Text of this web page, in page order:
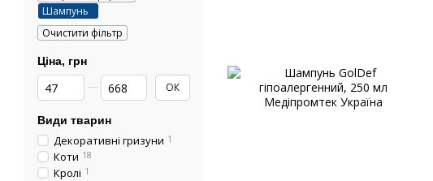
Шампунь
Очистити фільтр
Ціна, грн
Від Ціна, грн
До Ціна, грн ОК
Види тварин
Декоративні гризуни 1
Коти 18
Кролі 1